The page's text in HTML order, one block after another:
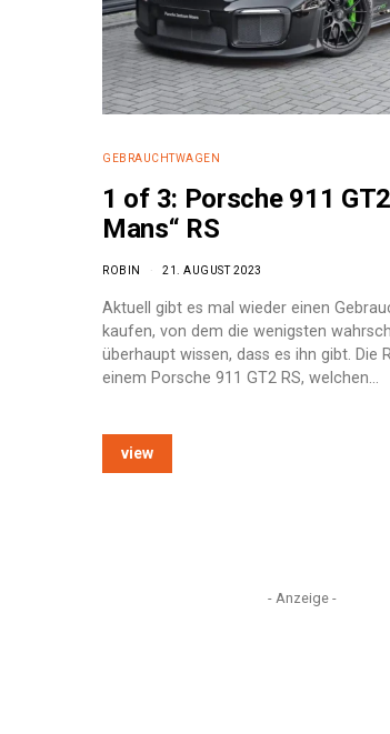
GEBRAUCHTWAGEN
1 of 3: Porsche 911
Mans“ RS
ROBIN 21. AUGUST 2023
Aktuell gibt es mal wieder einen
kaufen, von dem die wenigsten
überhaupt wissen, dass es ihn gibt. Die
einem Porsche 911 GT2 RS, welchen…
view
- Anzeige -